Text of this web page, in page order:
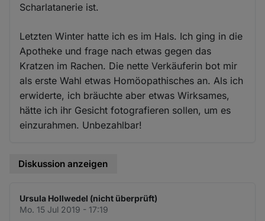
Scharlatanerie ist.
Letzten Winter hatte ich es im Hals. Ich ging in die
Apotheke und frage nach etwas gegen das
Kratzen im Rachen. Die nette Verkäuferin bot mir
als erste Wahl etwas Homöopathisches an. Als ich
erwiderte, ich bräuchte aber etwas Wirksames,
hätte ich ihr Gesicht fotografieren sollen, um es
einzurahmen. Unbezahlbar!
Diskussion anzeigen
Ursula Hollwedel (nicht überprüft)
Mo. 15 Jul 2019 - 17:19